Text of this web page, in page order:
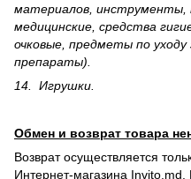
материалов, инструменты,
медицинские, средства
очковые, предметы по
препараты).
14. Игрушки.
Обмен и возврат товара
Возврат осуществляется
Интернет-магазина